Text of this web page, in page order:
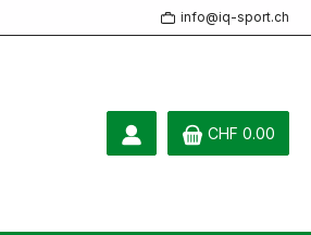
info@iq-sport.ch
CHF 0.00